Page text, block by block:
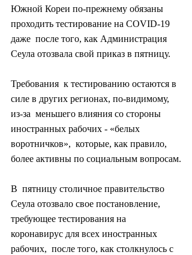
Южной Кореи по-прежнему обязаны
проходить тестирование на COVID-19
даже  после того, как Администрация
Сеула отозвала свой приказ в пятницу.
Требования  к тестированию остаются в
силе в других регионах, по-видимому,
из-за  меньшего влияния со стороны
иностранных рабочих - «белых
воротничков»,  которые, как правило,
более активны по социальным вопросам.
В  пятницу столичное правительство
Сеула отозвало свое постановление,
требующее тестирования на
коронавирус для всех иностранных
рабочих,  после того, как столкнулось с